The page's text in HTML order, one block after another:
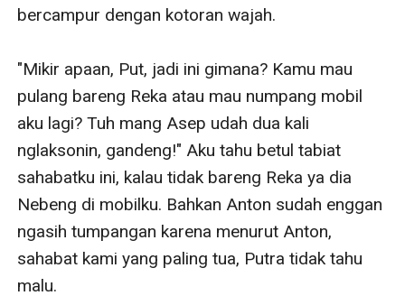
bercampur dengan kotoran wajah.
"Mikir apaan, Put, jadi ini gimana? Kamu mau
pulang bareng Reka atau mau numpang mobil
aku lagi? Tuh mang Asep udah dua kali
nglaksonin, gandeng!" Aku tahu betul tabiat
sahabatku ini, kalau tidak bareng Reka ya dia
Nebeng di mobilku. Bahkan Anton sudah enggan
ngasih tumpangan karena menurut Anton,
sahabat kami yang paling tua, Putra tidak tahu
malu.